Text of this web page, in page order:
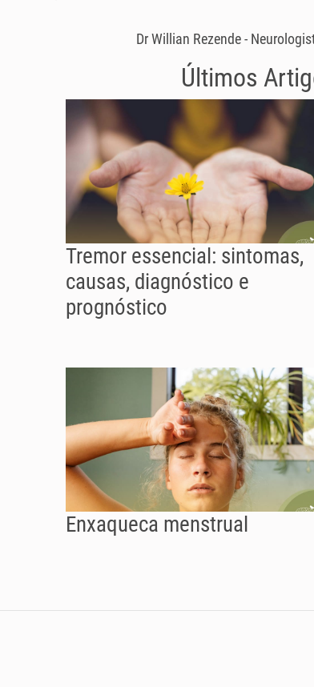
Dr Willian Rezende -
Últimos
Tremor essencial: sintomas,
causas, diagnóstico e
prognóstico
Enxaqueca menstrual